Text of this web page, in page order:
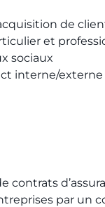
de
et
sociaux
interne/externe
contrats
par un